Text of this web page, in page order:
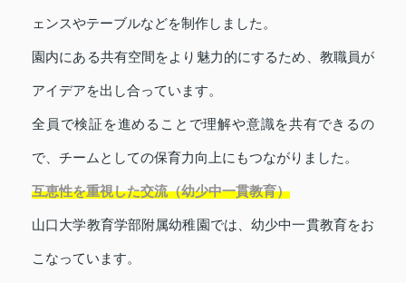
ェンスやテーブルなどを制作しました。
園内にある共有空間をより魅力的にするため、教職員が
アイデアを出し合っています。
全員で検証を進めることで理解や意識を共有できるの
で、チームとしての保育力向上にもつながりました。
互恵性を重視した交流（幼少中一貫教育）
山口大学教育学部附属幼稚園では、幼少中一貫教育をお
こなっています。